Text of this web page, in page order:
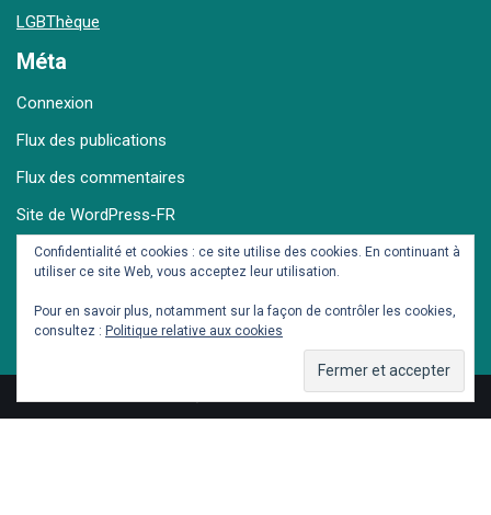
LGBThèque
Méta
Connexion
Flux des publications
Flux des commentaires
Site de WordPress-FR
© Dieter et Seb
Confidentialité et cookies : ce site utilise des cookies. En continuant à
utiliser ce site Web, vous acceptez leur utilisation.
Pour en savoir plus, notamment sur la façon de contrôler les cookies,
consultez : Politique relative aux cookies